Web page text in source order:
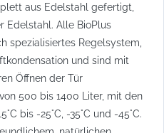
aus Edelstahl gefertigt,
Edelstahl. Alle BioPlus
spezialisiertes Regelsystem,
und sind mit
Öffnen der Tür
500 bis 1400 Liter, mit den
bis -25°C, -35°C und -45°C.